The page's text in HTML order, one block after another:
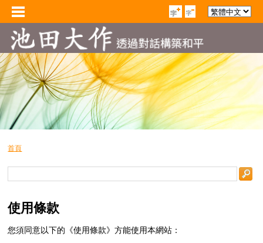
首頁
使用條款
您須同意以下的《使用條款》方能使用本網站：